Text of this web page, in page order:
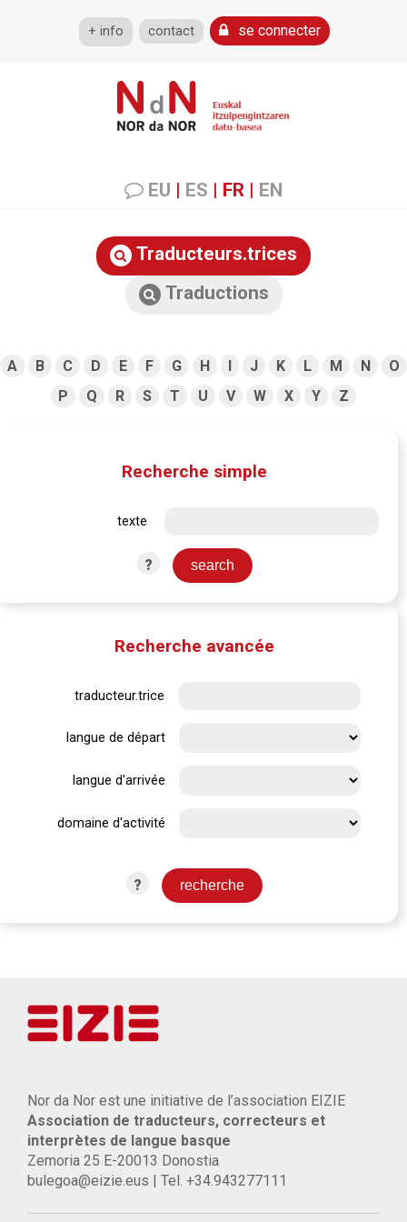
+ info contact se connecter
EU | ES | FR | EN
Traducteurs.trices
Traductions
A B C D E F G H I J K L M N
O
P
Q R S T U V W X Y Z
Recherche simple
texte
?
Recherche avancée
traducteur.trice
langue de départ
langue d'arrivée
domaine d'activité
?
Nor da Nor est une initiative de l’association EIZIE
Association de traducteurs, correcteurs et
interprètes de langue basque
Zemoria 25 E-20013 Donostia
bulegoa@eizie.eus | Tel. +34.943277111